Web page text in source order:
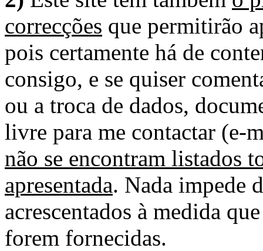
correcções que permitirão
pois certamente há de
consigo, e se quiser
ou a troca de dados,
livre para me contactar (e-
não se encontram listados
apresentada. Nada impede
acrescentados à medida
forem fornecidas.